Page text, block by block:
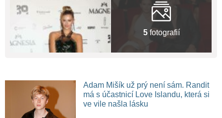
5fotografií
Adam Mišík už prý není sám. Randit
má s účastnicí Love Islandu, která si
ve vile našla lásku